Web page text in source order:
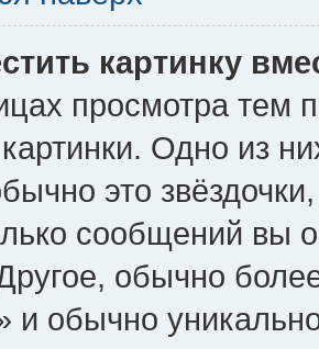
картинку
просмотра тем
Одно из
это
сообщений вы
обычно
и обычно